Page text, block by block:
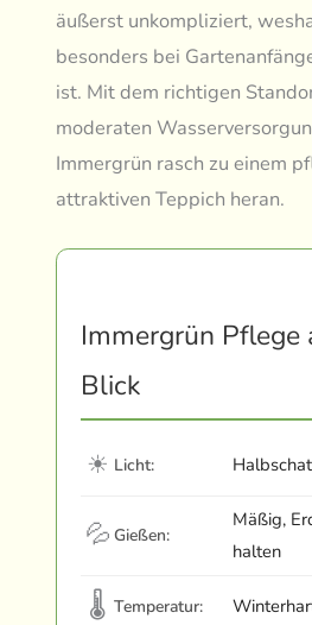
äußerst unkompliziert,
besonders bei
ist. Mit dem richtigen
moderaten
Immergrün rasch zu einem
attraktiven Teppich heran.
Immergrün Pflege
Blick
☀ Licht:
💦 Gießen:
Mäßig,
halten
🌡 Temperatur: